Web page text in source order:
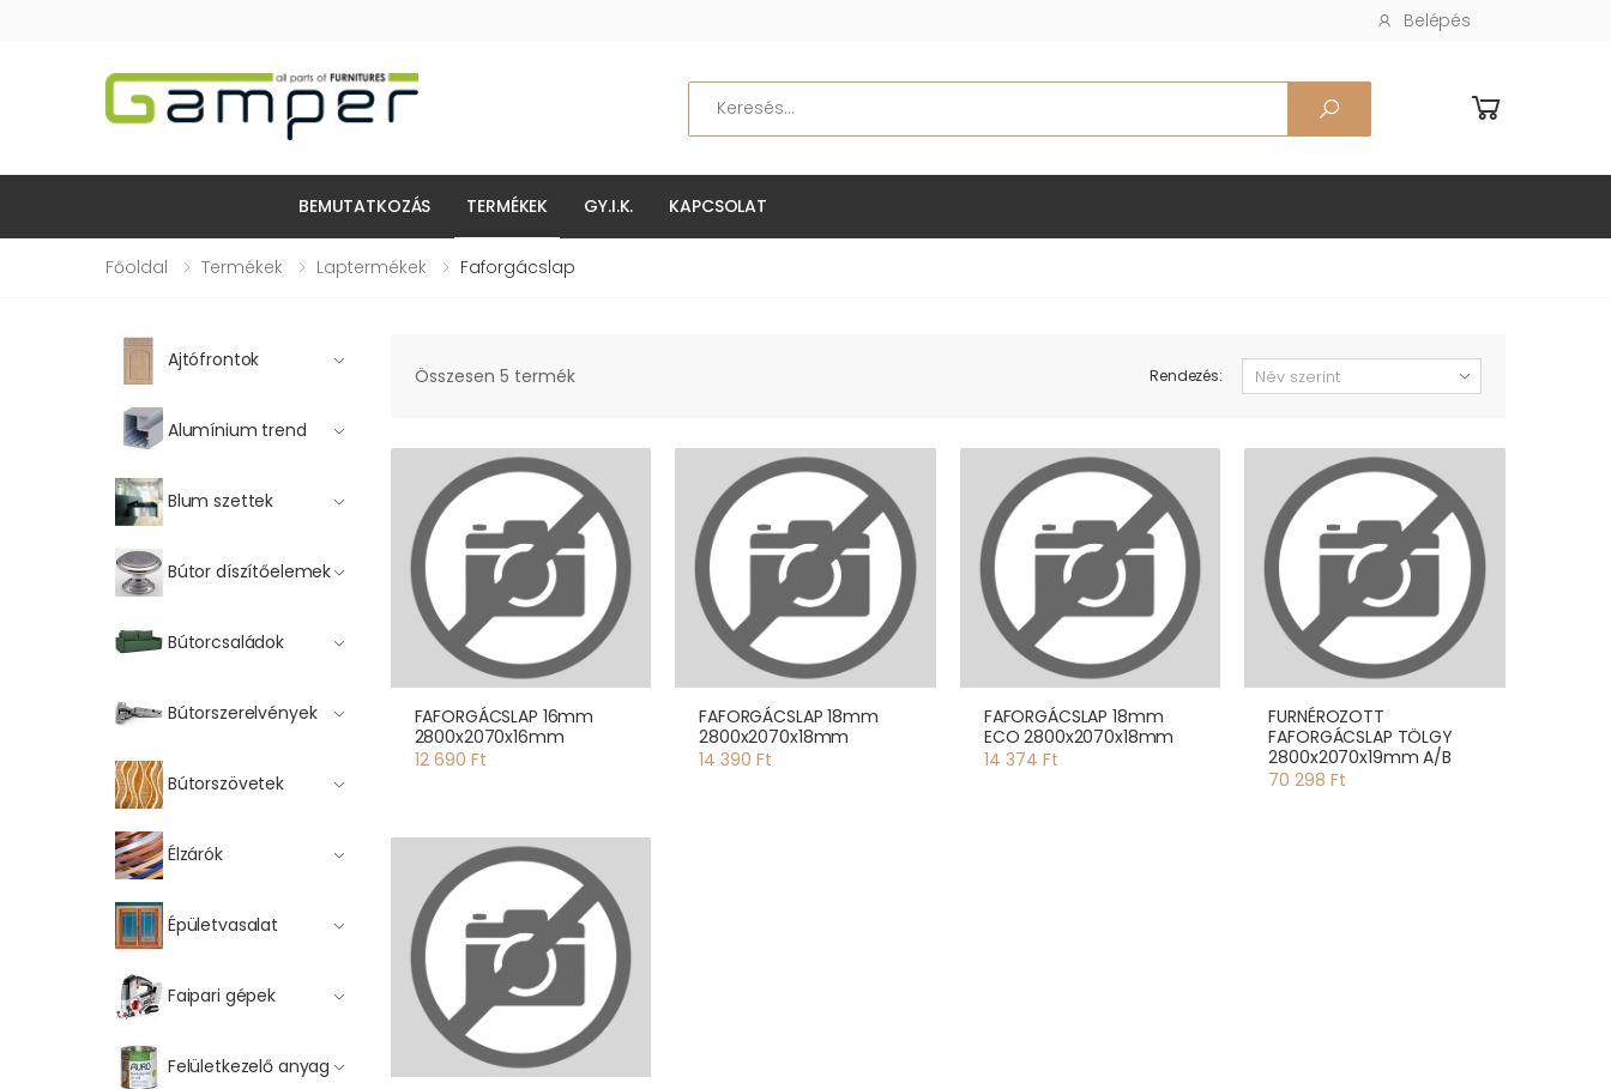
Belépés
Keresés
BEMUTATKOZÁS TERMÉKEK GY.I.K. KAPCSOLAT
Főoldal Termékek Laptermékek Faforgácslap
Összesen 5 termék Rendezés:
FAFORGÁCSLAP 16mm
2800x2070x16mm
12 690 Ft
FAFORGÁCSLAP 18mm
2800x2070x18mm
14 390 Ft
FAFORGÁCSLAP 18mm
ECO 2800x2070x18mm
14 374 Ft
FURNÉROZOTT
FAFORGÁCSLAP TÖLGY
2800x2070x19mm A/B
70 298 Ft
Ajtófrontok
Alumínium trend
Blum szettek
Bútor díszítőelemek
Bútorcsaládok
Bútorszerelvények
Bútorszövetek
Élzárók
Épületvasalat
Faipari gépek
Felületkezelő anyag